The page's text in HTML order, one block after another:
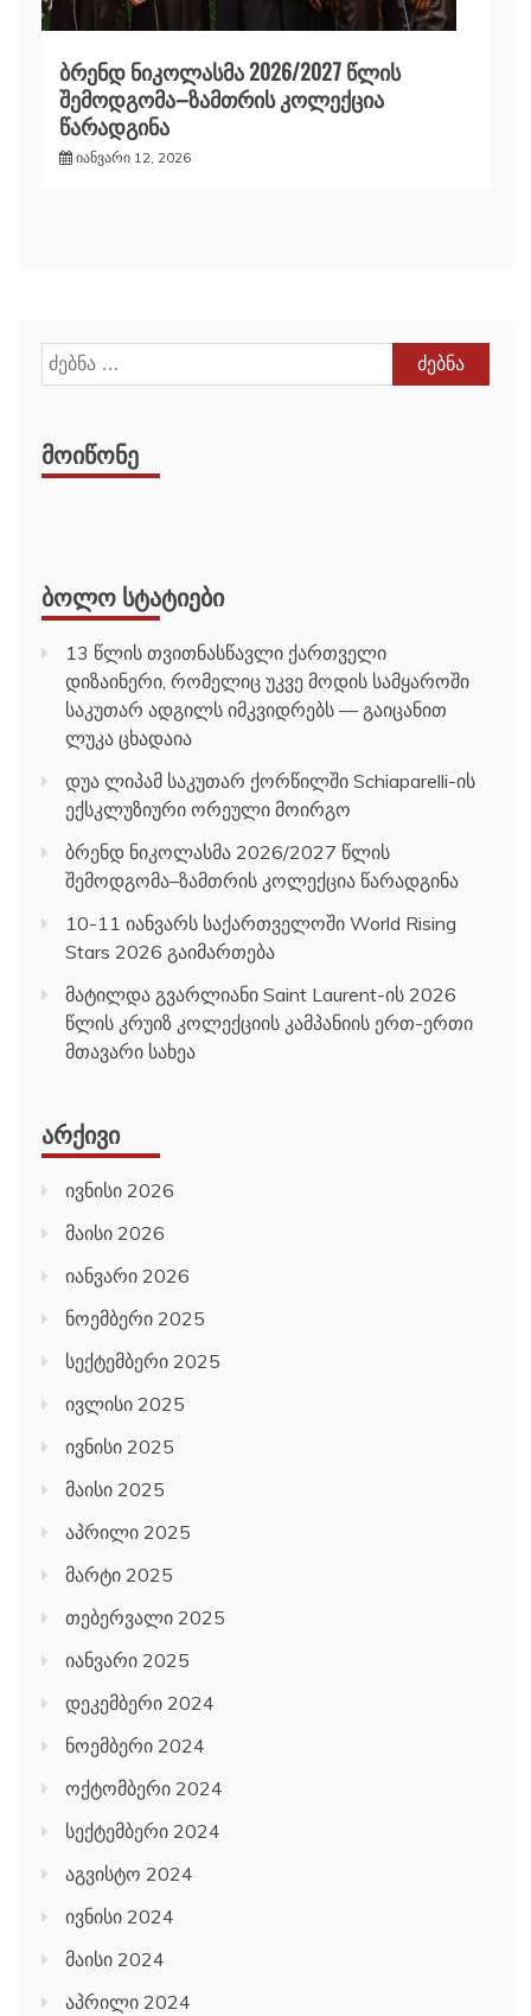
ბრენდ ნიკოლასმა 2026/2027 წლის
შემოდგომა–ზამთრის კოლექცია
წარადგინა
იანვარი 12, 2026
ძებნა:
ᲛᲝᲘᲬᲝᲜᲔ
ᲑᲝᲚᲝ ᲡᲢᲐᲢᲘᲔᲑᲘ
13 წლის თვითნასწავლი ქართველი
დიზაინერი, რომელიც უკვე მოდის სამყაროში
საკუთარ ადგილს იმკვიდრებს — გაიცანით
ლუკა ცხადაია
დუა ლიპამ საკუთარ ქორწილში Schiaparelli-ის
ექსკლუზიური ორეული მოირგო
ბრენდ ნიკოლასმა 2026/2027 წლის
შემოდგომა–ზამთრის კოლექცია წარადგინა
10-11 იანვარს საქართველოში World Rising
Stars 2026 გაიმართება
მატილდა გვარლიანი Saint Laurent-ის 2026
წლის კრუიზ კოლექციის კამპანიის ერთ-ერთი
მთავარი სახეა
ᲐᲠᲥᲘᲕᲘ
ივნისი 2026
მაისი 2026
იანვარი 2026
ნოემბერი 2025
სექტემბერი 2025
ივლისი 2025
ივნისი 2025
მაისი 2025
აპრილი 2025
მარტი 2025
თებერვალი 2025
იანვარი 2025
დეკემბერი 2024
ნოემბერი 2024
ოქტომბერი 2024
სექტემბერი 2024
აგვისტო 2024
ივნისი 2024
მაისი 2024
აპრილი 2024